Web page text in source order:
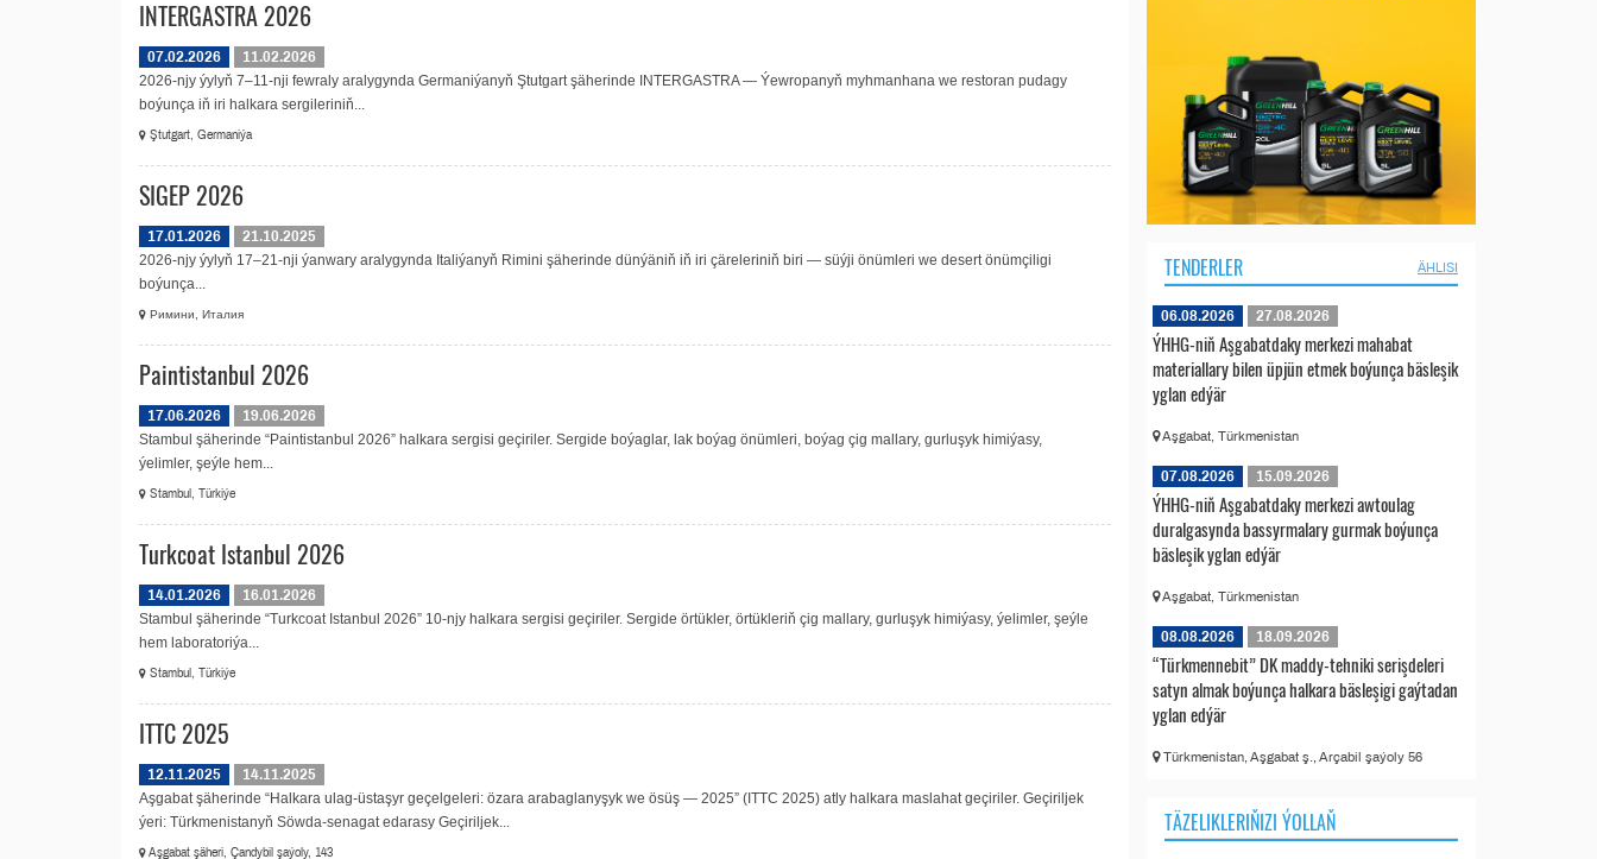
INTERGASTRA 2026
07.02.2026
11.02.2026
2026-njy ýylyň 7–11-nji fewraly aralygynda Germaniýanyň Ştutgart şäherinde INTERGASTRA — Ýewropanyň myhmanhana we restoran pudagy
boýunça iň iri halkara sergileriniň...
Ştutgart, Germaniýa
SIGEP 2026
17.01.2026
21.10.2025
2026-njy ýylyň 17–21-nji ýanwary aralygynda Italiýanyň Rimini şäherinde dünýäniň iň iri çäreleriniň biri — süýji önümleri we desert önümçiligi
boýunça...
Римини, Италия
Paintistanbul 2026
17.06.2026
19.06.2026
Stambul şäherinde “Paintistanbul 2026” halkara sergisi geçiriler. Sergide boýaglar, lak boýag önümleri, boýag çig mallary, gurluşyk himiýasy,
ýelimler, şeýle hem...
Stambul, Türkiýe
Turkcoat Istanbul 2026
14.01.2026
16.01.2026
Stambul şäherinde “Turkcoat Istanbul 2026” 10-njy halkara sergisi geçiriler. Sergide örtükler, örtükleriň çig mallary, gurluşyk himiýasy, ýelimler, şeýle
hem laboratoriýa...
Stambul, Türkiýe
ITTC 2025
12.11.2025
14.11.2025
Aşgabat şäherinde “Halkara ulag-üstaşyr geçelgeleri: özara arabaglanyşyk we ösüş — 2025” (ITTC 2025) atly halkara maslahat geçiriler. Geçiriljek
ýeri: Türkmenistanyň Söwda-senagat edarasy Geçiriljek...
Aşgabat şäheri, Çandybil şaýoly, 143
TENDERLER ÄHLISI
06.08.2026 27.08.2026
ÝHHG-niň Aşgabatdaky merkezi mahabat
materiallary bilen üpjün etmek boýunça bäsleşik
yglan edýär
Aşgabat, Türkmenistan
07.08.2026 15.09.2026
ÝHHG-niň Aşgabatdaky merkezi awtoulag
duralgasynda bassyrmalary gurmak boýunça
bäsleşik yglan edýär
Aşgabat, Türkmenistan
08.08.2026 18.09.2026
“Türkmennebit” DK maddy-tehniki serişdeleri
satyn almak boýunça halkara bäsleşigi gaýtadan
yglan edýär
Türkmenistan, Aşgabat ş., Arçabil şaýoly 56
TÄZELIKLERIŇIZI ÝOLLAŇ